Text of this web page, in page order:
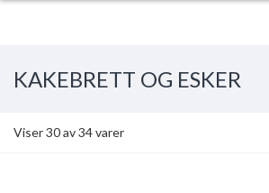
KAKEBRETT OG ESKER
Viser30av34varer